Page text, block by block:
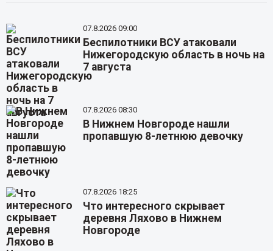
07.8.2026 09:00
Беспилотники ВСУ атаковали
Нижегородскую область в ночь на
7 августа
07.8.2026 08:30
В Нижнем Новгороде нашли
пропавшую 8-летнюю девочку
07.8.2026 18:25
Что интересного скрывает
деревня Ляхово в Нижнем
Новгороде